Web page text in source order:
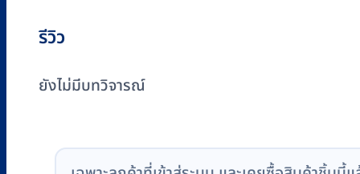
รีวิว
ยังไม่มีบทวิจารณ์